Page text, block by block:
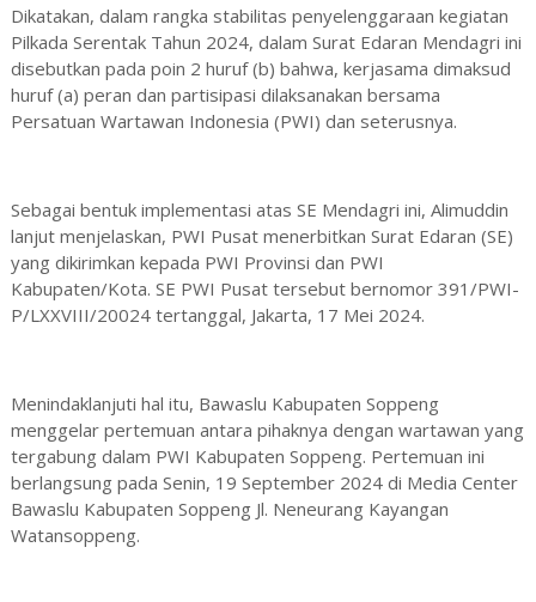
Dikatakan, dalam rangka stabilitas penyelenggaraan kegiatan
Pilkada Serentak Tahun 2024, dalam Surat Edaran Mendagri ini
disebutkan pada poin 2 huruf (b) bahwa, kerjasama dimaksud
huruf (a) peran dan partisipasi dilaksanakan bersama
Persatuan Wartawan Indonesia (PWI) dan seterusnya.
Sebagai bentuk implementasi atas SE Mendagri ini, Alimuddin
lanjut menjelaskan, PWI Pusat menerbitkan Surat Edaran (SE)
yang dikirimkan kepada PWI Provinsi dan PWI
Kabupaten/Kota. SE PWI Pusat tersebut bernomor 391/PWI-
P/LXXVIII/20024 tertanggal, Jakarta, 17 Mei 2024.
Menindaklanjuti hal itu, Bawaslu Kabupaten Soppeng
menggelar pertemuan antara pihaknya dengan wartawan yang
tergabung dalam PWI Kabupaten Soppeng. Pertemuan ini
berlangsung pada Senin, 19 September 2024 di Media Center
Bawaslu Kabupaten Soppeng Jl. Neneurang Kayangan
Watansoppeng.